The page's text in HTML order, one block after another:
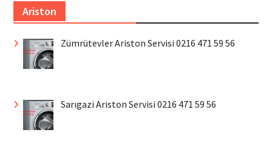
Ariston
Zümrütevler Ariston Servisi 0216 471 59 56
Sarıgazi Ariston Servisi 0216 471 59 56